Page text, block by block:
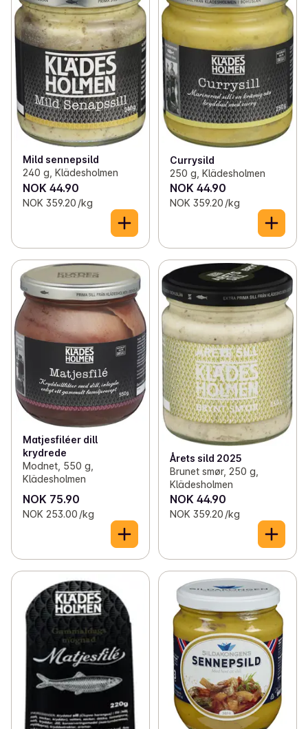
Mild sennepsild
240 g, Klädesholmen
NOK 44.90
NOK 359.20 /kg
Currysild
250 g, Klädesholmen
NOK 44.90
NOK 359.20 /kg
Matjesfiléer dill
krydrede
Modnet, 550 g,
Klädesholmen
NOK 75.90
NOK 253.00 /kg
Årets sild 2025
Brunet smør, 250 g,
Klädesholmen
NOK 44.90
NOK 359.20 /kg